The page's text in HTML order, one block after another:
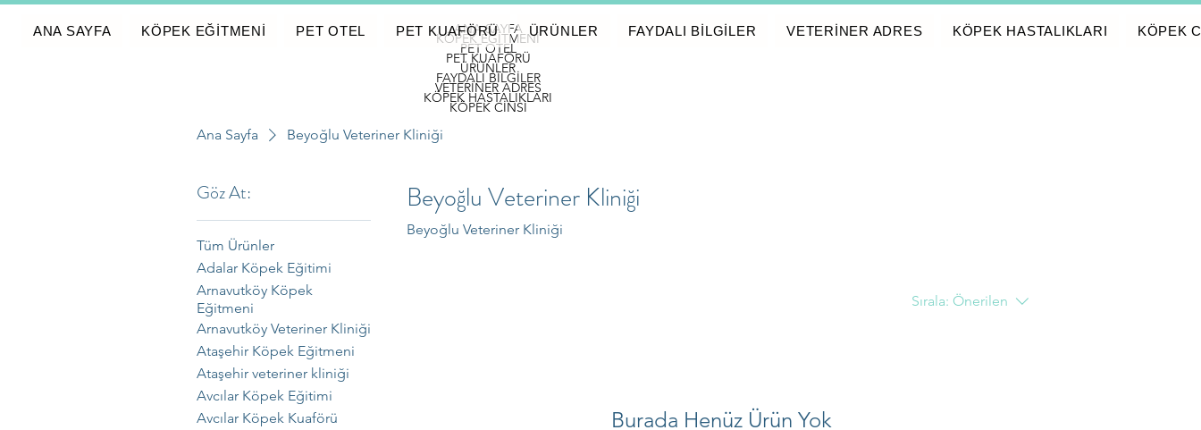
ANA SAYFA KÖPEK EĞİTMENİ PET OTEL PET KUAFÖRÜ ÜRÜNLER FAYDALI BİLGİLER VETERİNER ADRES KÖPEK HASTALIKLARI KÖPEK
ANA SAYFA
KÖPEK EĞİTMENİ
PET OTEL
PET KUAFÖRÜ
ÜRÜNLER
FAYDALI BİLGİLER
VETERİNER ADRES
KÖPEK HASTALIKLARI
KÖPEK CİNSİ
Ana Sayfa Beyoğlu Veteriner Kliniği
Göz At:
Tüm Ürünler
Adalar Köpek Eğitimi
Arnavutköy Köpek
Eğitmeni
Arnavutköy Veteriner Kliniği
Ataşehir Köpek Eğitmeni
Ataşehir veteriner kliniği
Avcılar Köpek Eğitimi
Avcılar Köpek Kuaförü
Beyoğlu Veteriner Kliniği
Beyoğlu Veteriner Kliniği
Sırala: Önerilen
Burada Henüz Ürün Yok